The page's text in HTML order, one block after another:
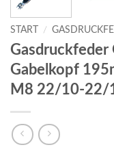
START /
Gasdruckfeder
Gabelkopf
M8 22/10-22/